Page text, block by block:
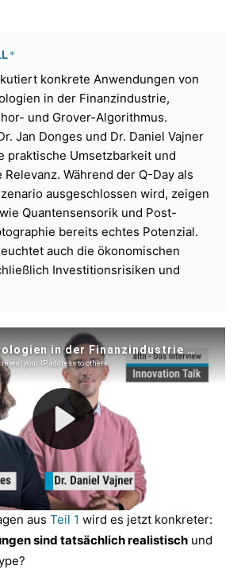
*
konkrete Anwendungen von
in der Finanzindustrie,
und Grover-Algorithmus.
Jan Donges und Dr. Daniel Vajner
praktische Umsetzbarkeit und
Während der Q-Day als
ausgeschlossen wird, zeigen
Quantensensorik und Post-
bereits echtes Potenzial.
auch die ökonomischen
Investitionsrisiken und
aus Teil 1 wird es jetzt konkreter:
sind tatsächlich realistisch und